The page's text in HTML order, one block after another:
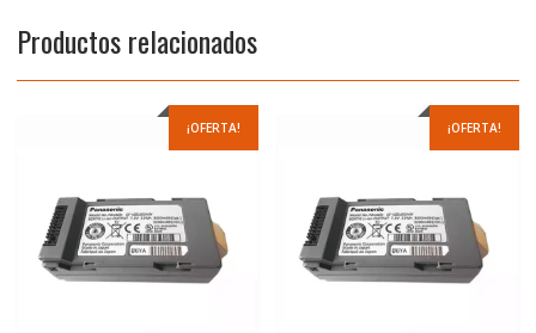
Productos relacionados
¡OFERTA! ¡OFERTA!